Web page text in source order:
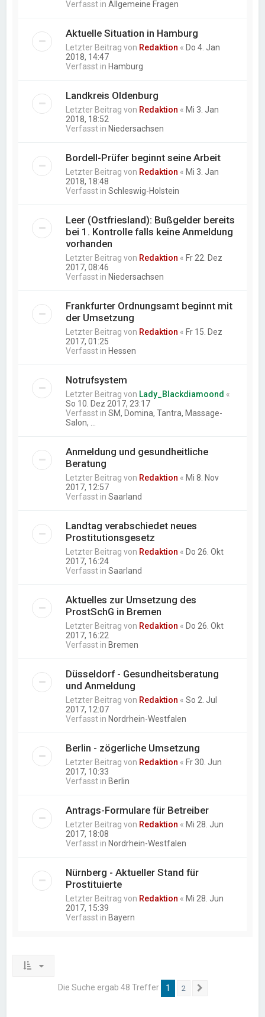
Verfasst inAllgemeine Fragen
Aktuelle Situation in Hamburg
Letzter Beitrag von Redaktion «Do 4. Jan
2018, 14:47
Verfasst inHamburg
Landkreis Oldenburg
Letzter Beitrag von Redaktion «Mi 3. Jan
2018, 18:52
Verfasst inNiedersachsen
Bordell-Prüfer beginnt seine Arbeit
Letzter Beitrag von Redaktion «Mi 3. Jan
2018, 18:48
Verfasst inSchleswig-Holstein
Leer (Ostfriesland): Bußgelder bereits
bei 1. Kontrolle falls keine Anmeldung
vorhanden
Letzter Beitrag von Redaktion «Fr 22. Dez
2017, 08:46
Verfasst inNiedersachsen
Frankfurter Ordnungsamt beginnt mit
der Umsetzung
Letzter Beitrag von Redaktion «Fr 15. Dez
2017, 01:25
Verfasst inHessen
Notrufsystem
Letzter Beitrag von Lady_Blackdiamoond «
So 10. Dez 2017, 23:17
Verfasst inSM, Domina, Tantra, Massage-
Salon, ...
Anmeldung und gesundheitliche
Beratung
Letzter Beitrag von Redaktion «Mi 8. Nov
2017, 12:57
Verfasst inSaarland
Landtag verabschiedet neues
Prostitutionsgesetz
Letzter Beitrag von Redaktion «Do 26. Okt
2017, 16:24
Verfasst inSaarland
Aktuelles zur Umsetzung des
ProstSchG in Bremen
Letzter Beitrag von Redaktion «Do 26. Okt
2017, 16:22
Verfasst inBremen
Düsseldorf - Gesundheitsberatung
und Anmeldung
Letzter Beitrag von Redaktion «So 2. Jul
2017, 12:07
Verfasst inNordrhein-Westfalen
Berlin - zögerliche Umsetzung
Letzter Beitrag von Redaktion «Fr 30. Jun
2017, 10:33
Verfasst inBerlin
Antrags-Formulare für Betreiber
Letzter Beitrag von Redaktion «Mi 28. Jun
2017, 18:08
Verfasst inNordrhein-Westfalen
Nürnberg - Aktueller Stand für
Prostituierte
Letzter Beitrag von Redaktion «Mi 28. Jun
2017, 15:39
Verfasst inBayern
Die Suche ergab 48 Treffer 1 2